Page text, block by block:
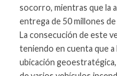
socorro, mientras que la
entrega de 50 millones de
La consecución de este
teniendo en cuenta que
ubicación